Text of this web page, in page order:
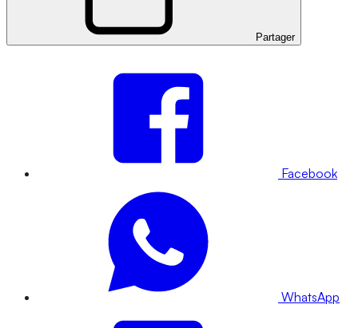
Partager
Facebook
WhatsApp